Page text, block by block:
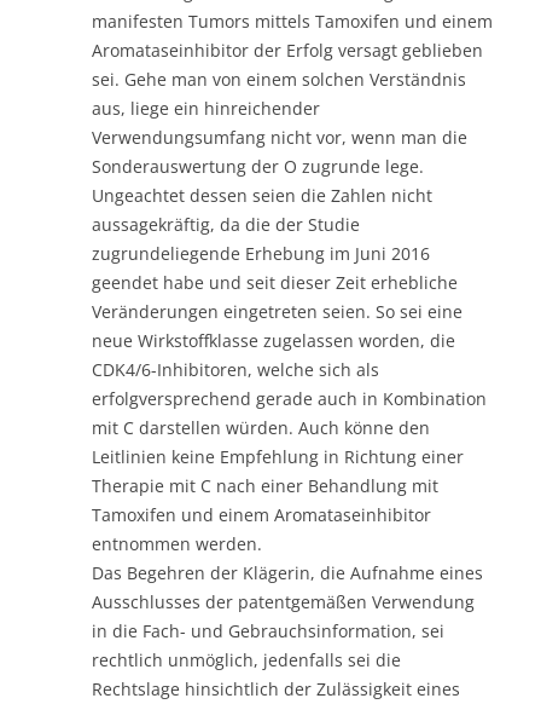
manifesten Tumors mittels Tamoxifen und einem
Aromataseinhibitor der Erfolg versagt geblieben
sei. Gehe man von einem solchen Verständnis
aus, liege ein hinreichender
Verwendungsumfang nicht vor, wenn man die
Sonderauswertung der O zugrunde lege.
Ungeachtet dessen seien die Zahlen nicht
aussagekräftig, da die der Studie
zugrundeliegende Erhebung im Juni 2016
geendet habe und seit dieser Zeit erhebliche
Veränderungen eingetreten seien. So sei eine
neue Wirkstoffklasse zugelassen worden, die
CDK4/6-Inhibitoren, welche sich als
erfolgversprechend gerade auch in Kombination
mit C darstellen würden. Auch könne den
Leitlinien keine Empfehlung in Richtung einer
Therapie mit C nach einer Behandlung mit
Tamoxifen und einem Aromataseinhibitor
entnommen werden.
Das Begehren der Klägerin, die Aufnahme eines
Ausschlusses der patentgemäßen Verwendung
in die Fach- und Gebrauchsinformation, sei
rechtlich unmöglich, jedenfalls sei die
Rechtslage hinsichtlich der Zulässigkeit eines